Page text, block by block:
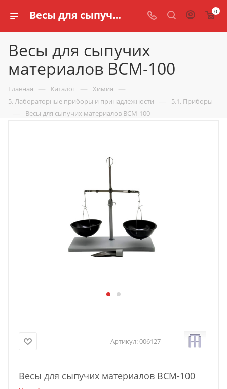
Весы для сыпучих материалов ВСМ-100 купить по доступной цене в интернет магазине schools.ru 0
Весы для сыпучих
материалов ВСМ-100
Главная — Каталог — Химия —
5. Лабораторные приборы и принадлежности — 5.1. Приборы
— Весы для сыпучих материалов ВСМ-100
Артикул:006127
Весы для сыпучих материалов ВСМ-100